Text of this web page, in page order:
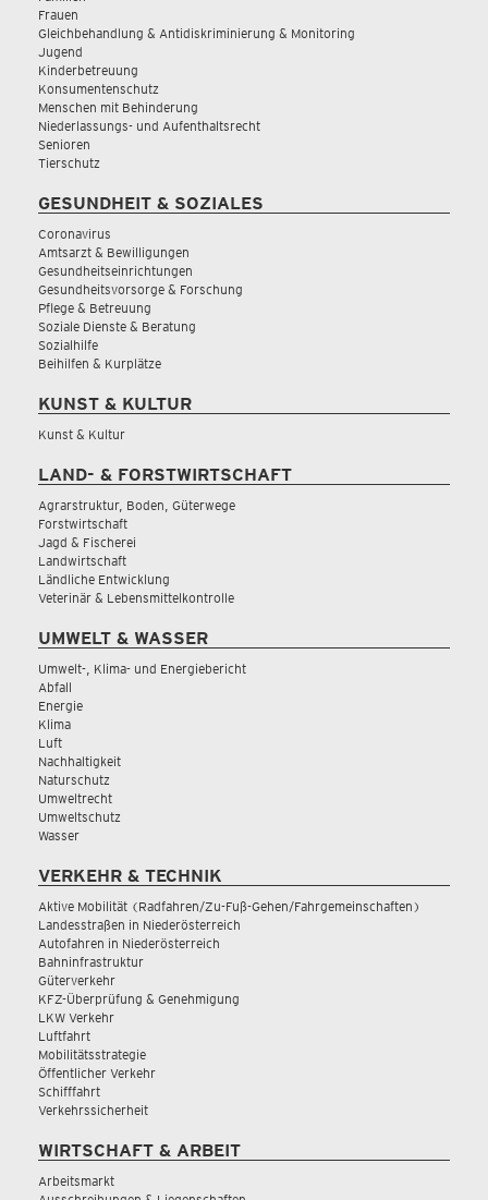
Frauen
Gleichbehandlung & Antidiskriminierung & Monitoring
Jugend
Kinderbetreuung
Konsumentenschutz
Menschen mit Behinderung
Niederlassungs- und Aufenthaltsrecht
Senioren
Tierschutz
GESUNDHEIT & SOZIALES
Coronavirus
Amtsarzt & Bewilligungen
Gesundheitseinrichtungen
Gesundheitsvorsorge & Forschung
Pflege & Betreuung
Soziale Dienste & Beratung
Sozialhilfe
Beihilfen & Kurplätze
KUNST & KULTUR
Kunst & Kultur
LAND- & FORSTWIRTSCHAFT
Agrarstruktur, Boden, Güterwege
Forstwirtschaft
Jagd & Fischerei
Landwirtschaft
Ländliche Entwicklung
Veterinär & Lebensmittelkontrolle
UMWELT & WASSER
Umwelt-, Klima- und Energiebericht
Abfall
Energie
Klima
Luft
Nachhaltigkeit
Naturschutz
Umweltrecht
Umweltschutz
Wasser
VERKEHR & TECHNIK
Aktive Mobilität (Radfahren/Zu-Fuß-Gehen/Fahrgemeinschaften)
Landesstraßen in Niederösterreich
Autofahren in Niederösterreich
Bahninfrastruktur
Güterverkehr
KFZ-Überprüfung & Genehmigung
LKW Verkehr
Luftfahrt
Mobilitätsstrategie
Öffentlicher Verkehr
Schifffahrt
Verkehrssicherheit
WIRTSCHAFT & ARBEIT
Arbeitsmarkt